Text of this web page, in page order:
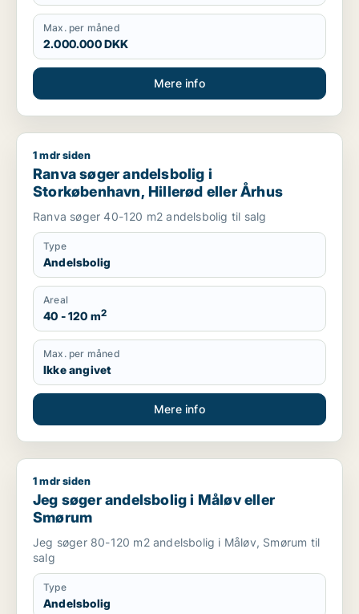
Max. per måned
2.000.000 DKK
Mere info
Ranva søger andelsbolig i Storkøbenhavn, Hillerød eller
1 mdr siden
Ranva søger andelsbolig i
Storkøbenhavn, Hillerød eller Århus
Ranva søger 40-120 m2 andelsbolig til salg
Type
Andelsbolig
Areal
40 - 120 m2
Max. per måned
Ikke angivet
Mere info
Jeg søger andelsbolig i Måløv eller Smørum
1 mdr siden
Jeg søger andelsbolig i Måløv eller
Smørum
Jeg søger 80-120 m2 andelsbolig i Måløv, Smørum til
salg
Type
Andelsbolig